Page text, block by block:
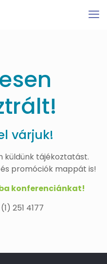
várjuk!
küldünk tájékoztatást.
promóciók mappát is!
konferenciánkat!
251 4177